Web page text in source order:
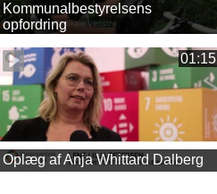
Kommunalbestyrelsens
opfordring
01:15
Oplæg af Anja Whittard Dalberg